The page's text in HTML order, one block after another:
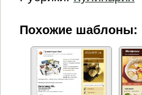
Похожие шаблоны: